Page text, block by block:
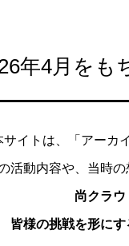
カフェ・フルラボ
菓子とドリンクも振
「名前は知ってい
年4月をも
サイトは、「アーカ
活動内容や、当時
尚クラウ
皆様の挑戦を形に